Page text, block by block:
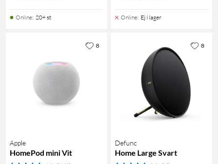
Online: 20+ st Online: Ej i lager
Apple
HomePod mini Vit
8
Defunc
Home Large Svart
8